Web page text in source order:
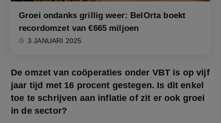
Groei ondanks grillig weer: BelOrta boekt
recordomzet van €665 miljoen
3 JANUARI 2025
De omzet van coöperaties onder VBT is op vijf
jaar tijd met 16 procent gestegen. Is dit enkel
toe te schrijven aan inflatie of zit er ook groei
in de sector?